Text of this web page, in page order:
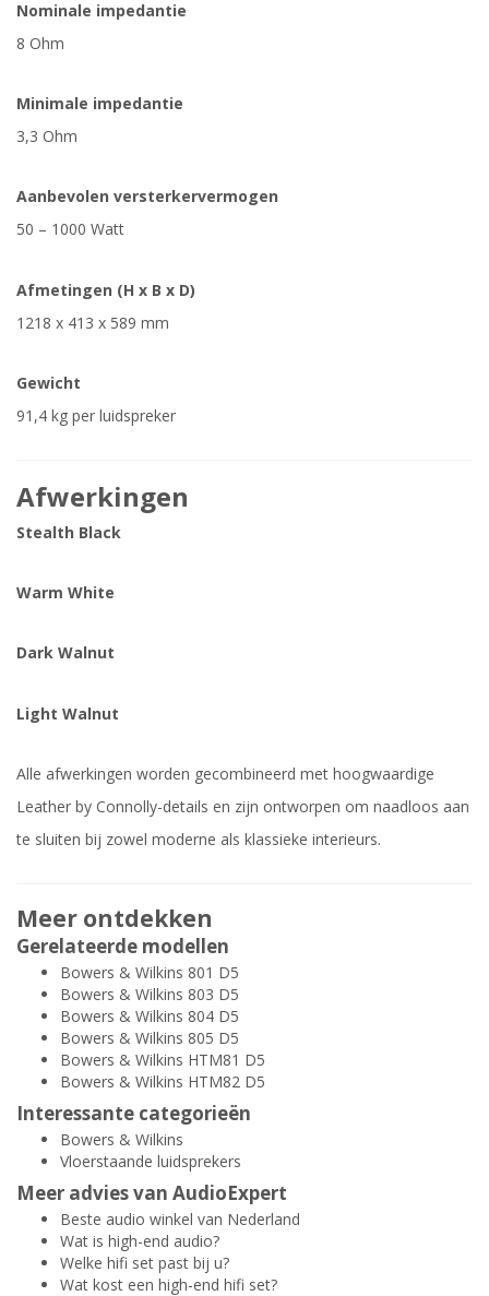
Nominale impedantie
8 Ohm
Minimale impedantie
3,3 Ohm
Aanbevolen versterkervermogen
50 – 1000 Watt
Afmetingen (H x B x D)
1218 x 413 x 589 mm
Gewicht
91,4 kg per luidspreker
Afwerkingen
Stealth Black
Warm White
Dark Walnut
Light Walnut
Alle afwerkingen worden gecombineerd met hoogwaardige
Leather by Connolly-details en zijn ontworpen om naadloos aan
te sluiten bij zowel moderne als klassieke interieurs.
Meer ontdekken
Gerelateerde modellen
Bowers & Wilkins 801 D5
Bowers & Wilkins 803 D5
Bowers & Wilkins 804 D5
Bowers & Wilkins 805 D5
Bowers & Wilkins HTM81 D5
Bowers & Wilkins HTM82 D5
Interessante categorieën
Bowers & Wilkins
Vloerstaande luidsprekers
Meer advies van AudioExpert
Beste audio winkel van Nederland
Wat is high-end audio?
Welke hifi set past bij u?
Wat kost een high-end hifi set?